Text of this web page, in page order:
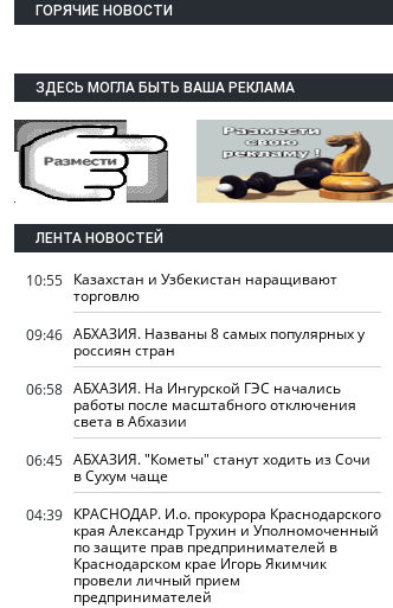
ГОРЯЧИЕ НОВОСТИ
ЗДЕСЬ МОГЛА БЫТЬ ВАША РЕКЛАМА
ЛЕНТА НОВОСТЕЙ
10:55 Казахстан и Узбекистан наращивают
торговлю
09:46 АБХАЗИЯ. Названы 8 самых популярных у
россиян стран
06:58 АБХАЗИЯ. На Ингурской ГЭС начались
работы после масштабного отключения
света в Абхазии
06:45 АБХАЗИЯ. "Кометы" станут ходить из Сочи
в Сухум чаще
04:39 КРАСНОДАР. И.о. прокурора Краснодарского
края Александр Трухин и Уполномоченный
по защите прав предпринимателей в
Краснодарском крае Игорь Якимчик
провели личный прием
предпринимателей